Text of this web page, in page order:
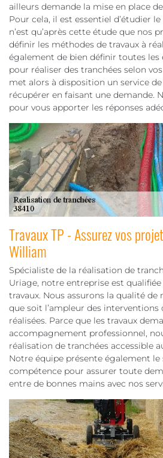
ailleurs demande la mise en place
Pour cela, il est essentiel d’étudier
n’est qu’après cette étude que nos
définir les méthodes de travaux à
également de bien définir toutes les
pour réaliser des tranchées selon
met alors à disposition un service
récupérer en faisant une demande.
pour vous apporter les réponses
Travaux TP - Assurez vos
William
Spécialiste de la réalisation de
Uriage, notre entreprise est
travaux. Nous assurons la qualité
que soit l’ampleur des
réalisées. Parce que les travaux
accompagnement professionnel,
réalisation de tranchées accessible
Notre équipe présente également le
compétence pour assurer toute
entre de bonnes mains avec nos